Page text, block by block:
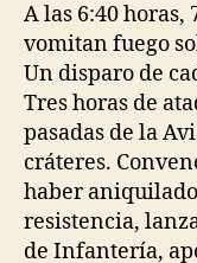
A las 6:40
vomitan fuego
Un disparo de
Tres horas de
pasadas de la
cráteres.
haber
resistencia,
de Infantería,